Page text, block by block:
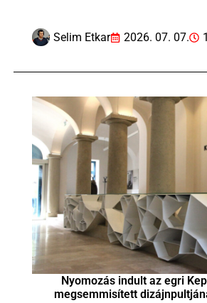
Selim Etkar 2026. 07. 07.
Nyomozás indult az egri
megsemmisített